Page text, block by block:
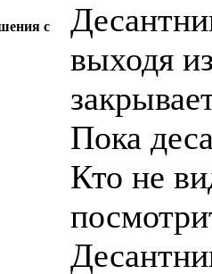
с
выходя
Пока
Кто не